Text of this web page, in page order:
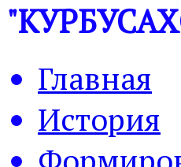
Главная
История